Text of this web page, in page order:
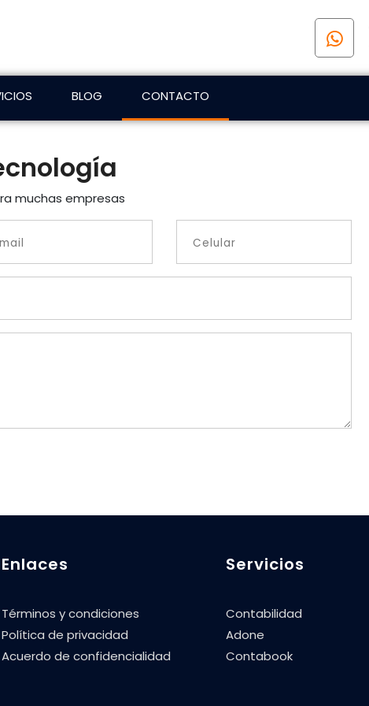
BLOG CONTACTO
muchas empresas
Enlaces
Términos y condiciones
Política de privacidad
Acuerdo de confidencialidad
Servicios
Contabilidad
Adone
Contabook